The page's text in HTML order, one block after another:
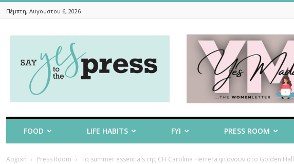
Πέμπτη, Αυγούστου 6, 2026
To
The
FOOD LIFE HABITS FYI PRESS ROOM
Αρχική Press Room Τα summer essentials της CH Carolina Herrera φτάνουν στο Golden Hall